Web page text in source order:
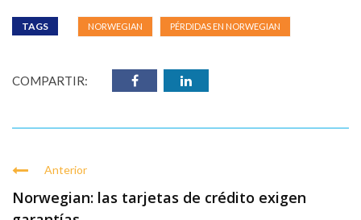
TAGS NORWEGIAN PÉRDIDAS EN NORWEGIAN
COMPARTIR:
Anterior
Norwegian: las tarjetas de crédito exigen